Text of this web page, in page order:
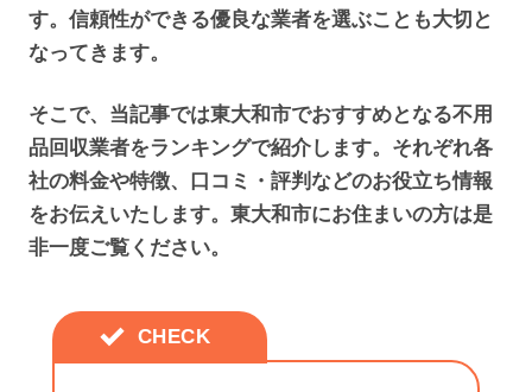
す。信頼性ができる優良な業者を選ぶことも大切と
なってきます。
そこで、当記事では東大和市でおすすめとなる不用
品回収業者をランキングで紹介します。それぞれ各
社の料金や特徴、口コミ・評判などのお役立ち情報
をお伝えいたします。東大和市にお住まいの方は是
非一度ご覧ください。